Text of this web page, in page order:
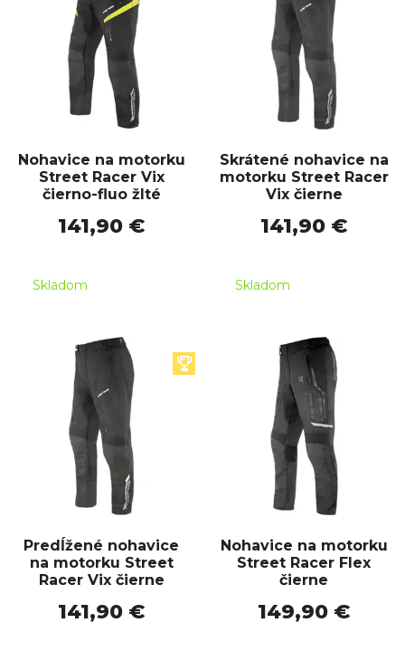
Nohavice na motorku
Street Racer Vix
čierno-fluo žlté
141,90 €
Skladom
Skrátené nohavice na
motorku Street Racer
Vix čierne
141,90 €
Skladom
Predĺžené nohavice
na motorku Street
Racer Vix čierne
141,90 €
Nohavice na motorku
Street Racer Flex
čierne
149,90 €